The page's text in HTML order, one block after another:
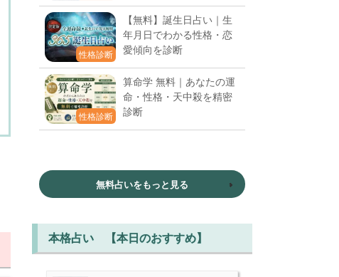
性格診断
【無料】誕生日占い｜生
年月日でわかる性格・恋
愛傾向を診断
性格診断
算命学 無料｜あなたの運
命・性格・天中殺を精密
診断
無料占いをもっと見る
本格占い 【本日のおすすめ】